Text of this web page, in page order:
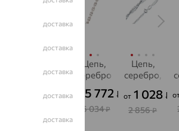
серебро
1 480₽
Цепь,
серебро
5 772 ₽
16 034₽
Цепь,
серебро,
от 1 028 ₽
2 856₽
доставка
доставка
доставка
доставка
доставка